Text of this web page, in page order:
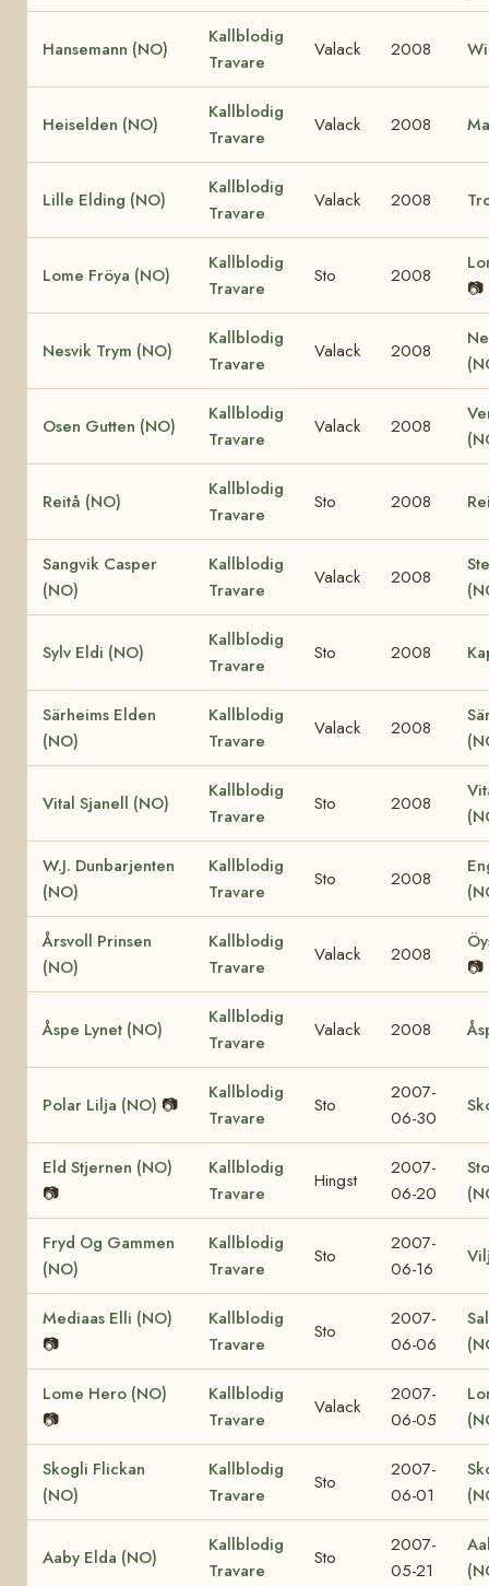
Hansemann (NO)
Kallblodig
Travare
Valack 2008
Heiselden (NO)
Kallblodig
Travare
Valack 2008
Lille Elding (NO)
Kallblodig
Travare
Valack 2008
Lome Fröya (NO)
Kallblodig
Travare
Sto 2008
📷
Nesvik Trym (NO)
Kallblodig
Travare
Valack 2008
Osen Gutten (NO)
Kallblodig
Travare
Valack 2008
Reitå (NO)
Kallblodig
Travare
Sto 2008
Sangvik Casper
(NO)
Kallblodig
Travare
Valack 2008
Sylv Eldi (NO)
Kallblodig
Travare
Sto 2008
Särheims Elden
(NO)
Kallblodig
Travare
Valack 2008
Vital Sjanell (NO)
Kallblodig
Travare
Sto 2008
W.J. Dunbarjenten
(NO)
Kallblodig
Travare
Sto 2008
Årsvoll Prinsen
(NO)
Kallblodig
Travare
Valack 2008
📷
Åspe Lynet (NO)
Kallblodig
Travare
Valack 2008
Polar Lilja (NO) 📷
Kallblodig
Travare
Sto
2007-
06-30
Eld Stjernen (NO)
📷
Kallblodig
Travare
Hingst
2007-
06-20
Fryd Og Gammen
(NO)
Kallblodig
Travare
Sto
2007-
06-16
Mediaas Elli (NO)
📷
Kallblodig
Travare
Sto
2007-
06-06
Lome Hero (NO)
📷
Kallblodig
Travare
Valack
2007-
06-05
Skogli Flickan
(NO)
Kallblodig
Travare
Sto
2007-
06-01
Aaby Elda (NO)
Kallblodig
Travare
Sto
2007-
05-21